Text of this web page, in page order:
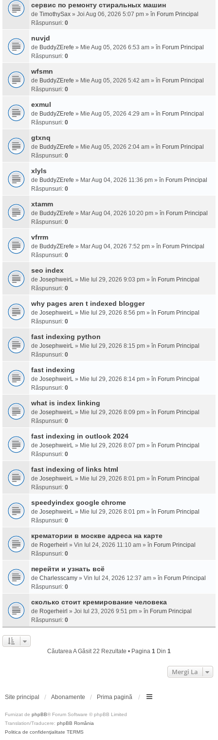
сервис по ремонту стиральных машин
de TimothySax » Joi Aug 06, 2026 5:07 pm » în Forum Principal
Răspunsuri: 0
nuvjd
de BuddyZErefe » Mie Aug 05, 2026 6:53 am » în Forum Principal
Răspunsuri: 0
wfsmn
de BuddyZErefe » Mie Aug 05, 2026 5:42 am » în Forum Principal
Răspunsuri: 0
exmul
de BuddyZErefe » Mie Aug 05, 2026 4:29 am » în Forum Principal
Răspunsuri: 0
gtxnq
de BuddyZErefe » Mie Aug 05, 2026 2:04 am » în Forum Principal
Răspunsuri: 0
xlyls
de BuddyZErefe » Mar Aug 04, 2026 11:36 pm » în Forum Principal
Răspunsuri: 0
xtamm
de BuddyZErefe » Mar Aug 04, 2026 10:20 pm » în Forum Principal
Răspunsuri: 0
vfrrm
de BuddyZErefe » Mar Aug 04, 2026 7:52 pm » în Forum Principal
Răspunsuri: 0
seo index
de JosephweirL » Mie Iul 29, 2026 9:03 pm » în Forum Principal
Răspunsuri: 0
why pages aren t indexed blogger
de JosephweirL » Mie Iul 29, 2026 8:56 pm » în Forum Principal
Răspunsuri: 0
fast indexing python
de JosephweirL » Mie Iul 29, 2026 8:15 pm » în Forum Principal
Răspunsuri: 0
fast indexing
de JosephweirL » Mie Iul 29, 2026 8:14 pm » în Forum Principal
Răspunsuri: 0
what is index linking
de JosephweirL » Mie Iul 29, 2026 8:09 pm » în Forum Principal
Răspunsuri: 0
fast indexing in outlook 2024
de JosephweirL » Mie Iul 29, 2026 8:07 pm » în Forum Principal
Răspunsuri: 0
fast indexing of links html
de JosephweirL » Mie Iul 29, 2026 8:01 pm » în Forum Principal
Răspunsuri: 0
speedyindex google chrome
de JosephweirL » Mie Iul 29, 2026 8:01 pm » în Forum Principal
Răspunsuri: 0
крематории в москве адреса на карте
de Rogerheirl » Vin Iul 24, 2026 11:10 am » în Forum Principal
Răspunsuri: 0
перейти и узнать всё
de Charlesscamy » Vin Iul 24, 2026 12:37 am » în Forum Principal
Răspunsuri: 0
сколько стоит кремирование человека
de Rogerheirl » Joi Iul 23, 2026 9:51 pm » în Forum Principal
Răspunsuri: 0
Căutarea A Găsit 22 Rezultate • Pagina 1 Din 1
Mergi La
Site principal Abonamente Prima pagină
Furnizat de phpBB® Forum Software © phpBB Limited
Translation/Traducere: phpBB România
Politica de confidenţialitate TERMS